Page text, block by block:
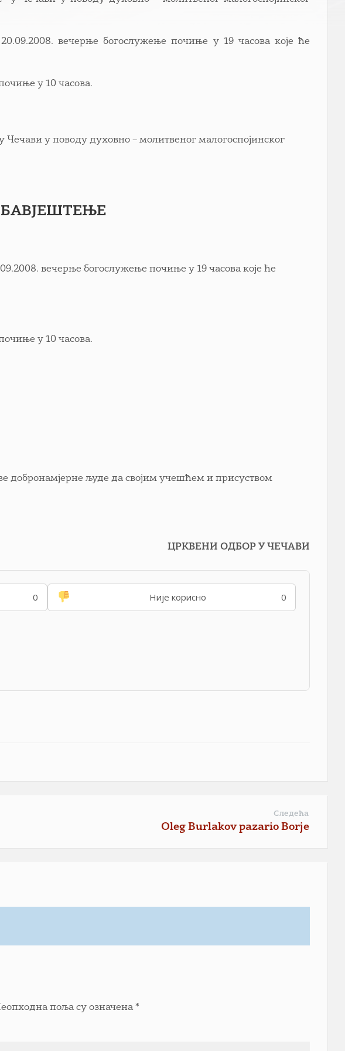
вечерње богослужење почиње у 19 часова које ће
у 10 часова.
Чечави у поводу духовно – молитвеног малогоспојинског
вечерње богослужење почиње у 19 часова које ће
у 10 часова.
добронамјерне људе да својим учешћем и присуством
ЦРКВЕНИ ОДБОР У ЧЕЧАВИ
0 Није корисно 0
Следећа
Oleg Burlakov pazario Borje
поља су означена*